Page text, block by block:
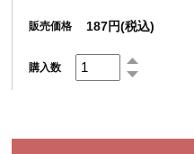
販売価格 187円(税込)
購入数